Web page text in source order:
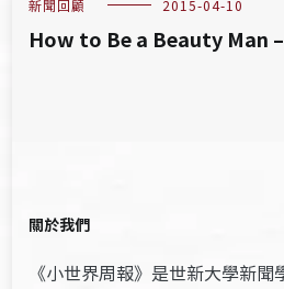
新聞回顧 2015-04-10
How to Be a Beauty Man
關於我們
《小世界周報》是世新大學新